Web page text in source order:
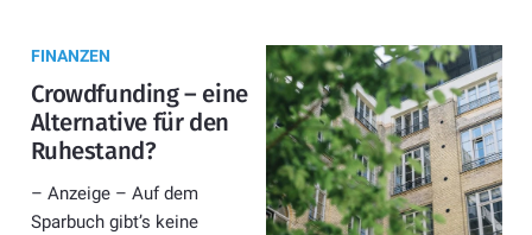
FINANZEN
Crowdfunding – eine
Alternative für den
Ruhestand?
– Anzeige – Auf dem
Sparbuch gibt’s keine